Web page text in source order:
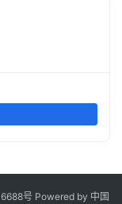
号 Powered by 中国